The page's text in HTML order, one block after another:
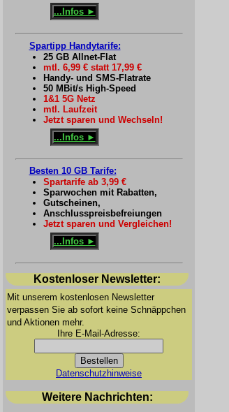
...Infos ►
Spartipp Handytarife:
25 GB Allnet-Flat
mtl. 6,99 € statt 17,99 €
Handy- und SMS-Flatrate
50 MBit/s High-Speed
1&1 5G Netz
mtl. Laufzeit
Jetzt sparen und Wechseln!
...Infos ►
Besten 10 GB Tarife:
Spartarife ab 3,99 €
Sparwochen mit Rabatten,
Gutscheinen,
Anschlusspreisbefreiungen
Jetzt sparen und Vergleichen!
...Infos ►
Kostenloser Newsletter:
Mit unserem kostenlosen Newsletter
verpassen Sie ab sofort keine Schnäppchen
und Aktionen mehr.
Ihre E-Mail-Adresse:
Datenschutzhinweise
Weitere Nachrichten: